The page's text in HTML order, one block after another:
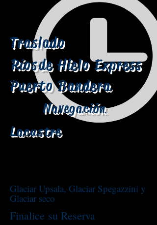
Traslado
Ríosde Hielo Express
Puerto Bandera
Navegación
Lacustre
Glaciar Upsala, Glaciar Spegazzini y
Glaciar seco
Finalice su Reserva